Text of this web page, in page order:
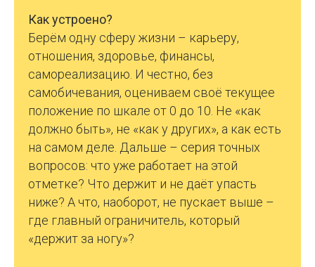
Как устроено?
Берём одну сферу жизни – карьеру,
отношения, здоровье, финансы,
самореализацию. И честно, без
самобичевания, оцениваем своё текущее
положение по шкале от 0 до 10. Не «как
должно быть», не «как у других», а как есть
на самом деле. Дальше – серия точных
вопросов: что уже работает на этой
отметке? Что держит и не даёт упасть
ниже? А что, наоборот, не пускает выше –
где главный ограничитель, который
«держит за ногу»?